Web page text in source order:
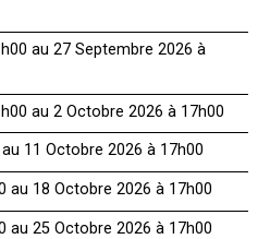
au 27 Septembre 2026 à
au 2 Octobre 2026 à 17h00
11 Octobre 2026 à 17h00
au 18 Octobre 2026 à 17h00
au 25 Octobre 2026 à 17h00